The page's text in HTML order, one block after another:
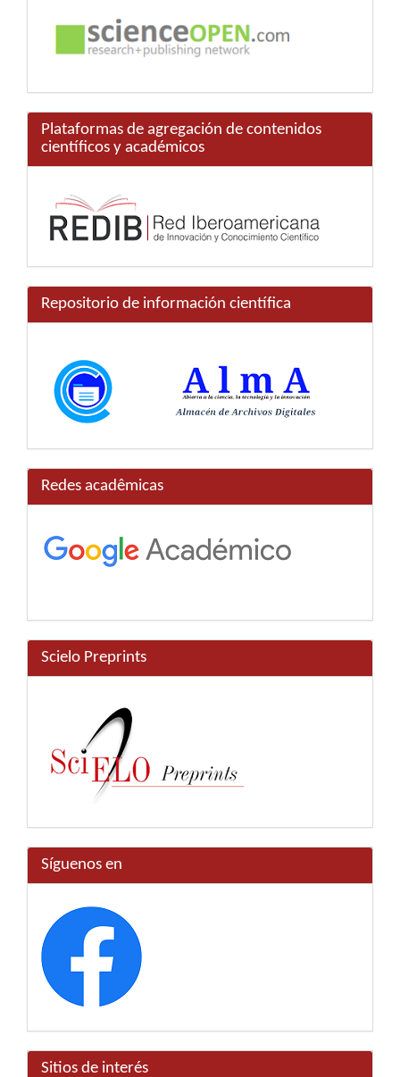
Plataformas de agregación de contenidos
científicos y académicos
Repositorio de información científica
Redes acadêmicas
Scielo Preprints
Síguenos en
Sitios de interés